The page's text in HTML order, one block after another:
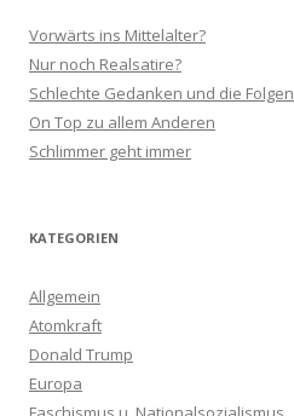
Vorwärts ins Mittelalter?
Nur noch Realsatire?
Schlechte Gedanken und die Folgen
On Top zu allem Anderen
Schlimmer geht immer
KATEGORIEN
Allgemein
Atomkraft
Donald Trump
Europa